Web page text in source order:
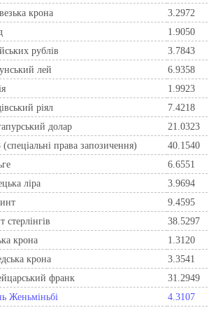
крона
3.2972
1.9050
рублів
3.7843
лей
6.9358
1.9923
ріял
7.4218
долар
21.0323
права запозичення)
40.1540
6.6551
ліра
3.9694
9.4595
стерлінгів
38.5297
крона
1.3120
крона
3.3541
франк
31.2949
Женьміньбі 4.3107